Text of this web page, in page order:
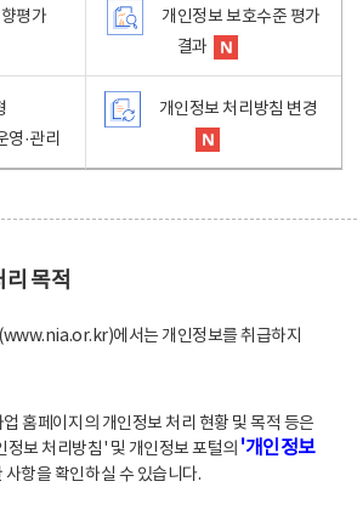
평가
개인정보 보호수준 평가
결과
영·관리
개인정보 처리방침 변경
목적
에서는 개인정보를 취급하지
홈페이지의 개인정보 처리 현황 및 목적 등은
정보 처리방침' 및 개인정보 포털의 '개인정보
사항을 확인하실 수 있습니다.